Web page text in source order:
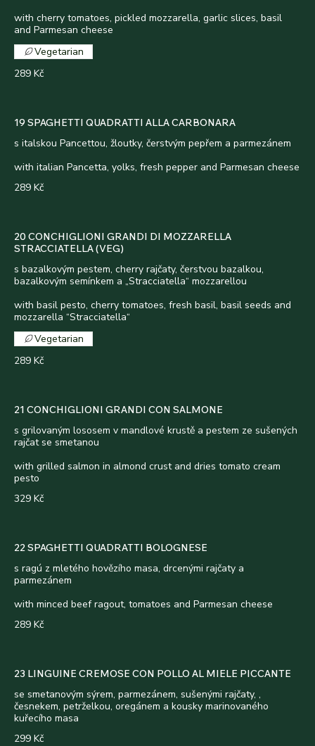
with cherry tomatoes, pickled mozzarella, garlic slices, basil
and Parmesan cheese
289 Kč
Vegetarian
19 SPAGHETTI QUADRATTI ALLA CARBONARA
s italskou Pancettou, žloutky, čerstvým pepřem a parmezánem
with italian Pancetta, yolks, fresh pepper and Parmesan cheese
289 Kč
20 CONCHIGLIONI GRANDI DI MOZZARELLA
STRACCIATELLA (VEG)
s bazalkovým pestem, cherry rajčaty, čerstvou bazalkou,
bazalkovým semínkem a „Stracciatella“ mozzarellou
with basil pesto, cherry tomatoes, fresh basil, basil seeds and
mozzarella “Stracciatella“
289 Kč
Vegetarian
21 CONCHIGLIONI GRANDI CON SALMONE
s grilovaným lososem v mandlové krustě a pestem ze sušených
rajčat se smetanou
with grilled salmon in almond crust and dries tomato cream
pesto
329 Kč
22 SPAGHETTI QUADRATTI BOLOGNESE
s ragú z mletého hovězího masa, drcenými rajčaty a
parmezánem
with minced beef ragout, tomatoes and Parmesan cheese
289 Kč
23 LINGUINE CREMOSE CON POLLO AL MIELE PICCANTE
se smetanovým sýrem, parmezánem, sušenými rajčaty, ,
česnekem, petrželkou, oregánem a kousky marinovaného
kuřecího masa
299 Kč